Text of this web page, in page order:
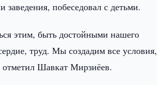
заведения, побеседовал с детьми.
этим, быть достойными нашего
труд. Мы создадим все условия,
Шавкат Мирзиёев.